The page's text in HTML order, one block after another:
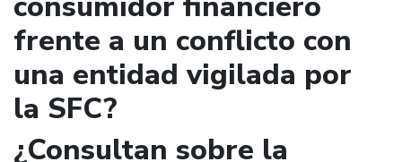
frente a un conflicto con
una entidad vigilada por
la SFC?
¿Consultan sobre la